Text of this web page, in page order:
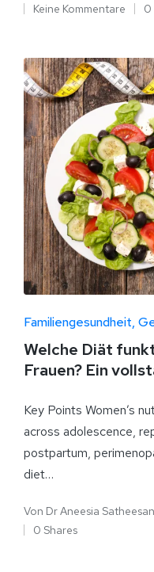
Keine Kommentare
0
Familiengesundheit
Welche Diät
Frauen? Ein
Key Points Women’s
across adolescence,
postpartum,
diet…
Von Dr Aneesia
0 Shares